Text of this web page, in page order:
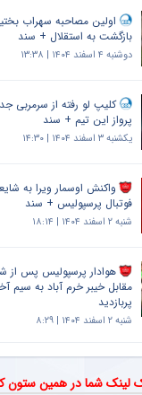
اولین مصاحبه سهراب
بازگشت به استقلال + سند
دوشنبه ۴ اسفند ۱۴۰۴ | ۱۳:۳۸
کلیپ لو رفته از سرمربی
پرواز این تیم + سند
یکشنبه ۳ اسفند ۱۴۰۴ | ۱۴:۳۰
واکنش اوسمار ویرا به
فوتبال پرسپولیس + سند
شنبه ۲ اسفند ۱۴۰۴ | ۱۸:۱۴
هوادار پرسپولیس پس
مقابل خیبر خرم آباد به سیم
پربازدید
شنبه ۲ اسفند ۱۴۰۴ | ۸:۲۹
لینک شما در همین ستون